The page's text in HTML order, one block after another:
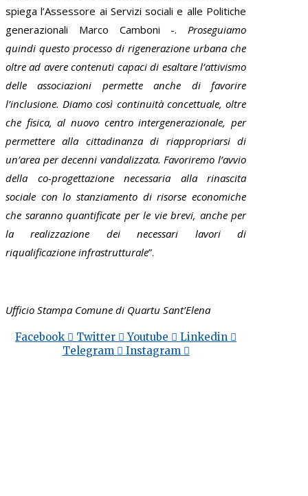
spiega l’Assessore ai Servizi sociali e alle Politiche
generazionali Marco Camboni -. Proseguiamo
quindi questo processo di rigenerazione urbana che
oltre ad avere contenuti capaci di esaltare l’attivismo
delle associazioni permette anche di favorire
l’inclusione. Diamo così continuità concettuale, oltre
che fisica, al nuovo centro intergenerazionale, per
permettere alla cittadinanza di riappropriarsi di
un’area per decenni vandalizzata. Favoriremo l’avvio
della co-progettazione necessaria alla rinascita
sociale con lo stanziamento di risorse economiche
che saranno quantificate per le vie brevi, anche per
la realizzazione dei necessari lavori di
riqualificazione infrastrutturale”.
Ufficio Stampa Comune di Quartu Sant’Elena
Facebook Twitter Youtube
Linkedin
Telegram
Instagram